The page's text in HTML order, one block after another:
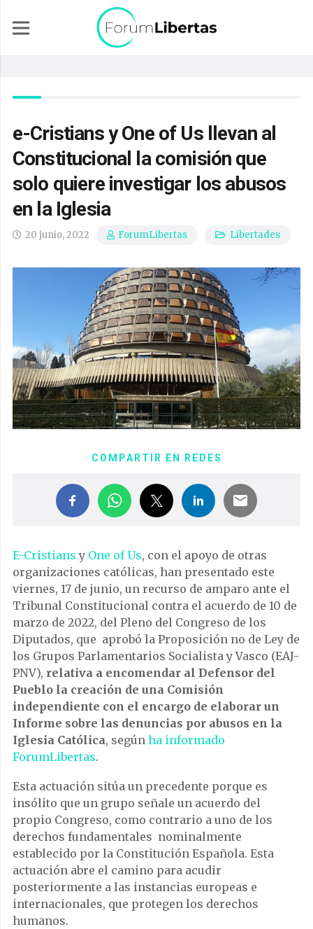
e-Cristians y One of Us llevan al
Constitucional la comisión que
solo quiere investigar los abusos
en la Iglesia
20 junio, 2022 ForumLibertas Libertades
COMPARTIR EN REDES
E-Cristians y One of Us, con el apoyo de otras
organizaciones católicas, han presentado este
viernes, 17 de junio, un recurso de amparo ante el
Tribunal Constitucional contra el acuerdo de 10 de
marzo de 2022, del Pleno del Congreso de los
Diputados, que aprobó la Proposición no de Ley de
los Grupos Parlamentarios Socialista y Vasco (EAJ-
PNV), relativa a encomendar al Defensor del
Pueblo la creación de una Comisión
independiente con el encargo de elaborar un
Informe sobre las denuncias por abusos en la
Iglesia Católica, según ha informado
ForumLibertas.
Esta actuación sitúa un precedente porque es
insólito que un grupo señale un acuerdo del
propio Congreso, como contrario a uno de los
derechos fundamentales nominalmente
establecido por la Constitución Española. Esta
actuación abre el camino para acudir
posteriormente a las instancias europeas e
internacionales, que protegen los derechos
humanos.